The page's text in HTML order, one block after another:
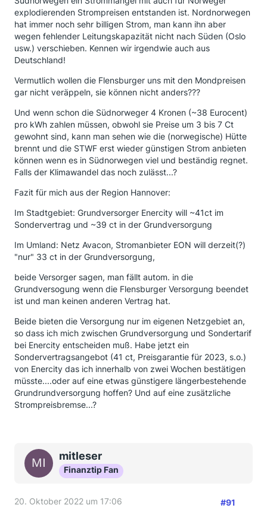
explodierenden Strompreisen entstanden ist. Nordnorwegen
hat immer noch sehr billigen Strom, man kann ihn aber
wegen fehlender Leitungskapazität nicht nach Süden (Oslo
usw.) verschieben. Kennen wir irgendwie auch aus
Deutschland!
Vermutlich wollen die Flensburger uns mit den Mondpreisen
gar nicht veräppeln, sie können nicht anders???
Und wenn schon die Südnorweger 4 Kronen (~38 Eurocent)
pro kWh zahlen müssen, obwohl sie Preise um 3 bis 7 Ct
gewohnt sind, kann man sehen wie die (norwegische) Hütte
brennt und die STWF erst wieder günstigen Strom anbieten
können wenn es in Südnorwegen viel und beständig regnet.
Falls der Klimawandel das noch zulässt...?
Fazit für mich aus der Region Hannover:
Im Stadtgebiet: Grundversorger Enercity will ~41ct im
Sondervertrag und ~39 ct in der Grundversorgung
Im Umland: Netz Avacon, Stromanbieter EON will derzeit(?)
"nur" 33 ct in der Grundversorgung,
beide Versorger sagen, man fällt autom. in die
Grundversogung wenn die Flensburger Versorgung beendet
ist und man keinen anderen Vertrag hat.
Beide bieten die Versorgung nur im eigenen Netzgebiet an,
so dass ich mich zwischen Grundversorgung und Sondertarif
bei Enercity entscheiden muß. Habe jetzt ein
Sondervertragsangebot (41 ct, Preisgarantie für 2023, s.o.)
von Enercity das ich innerhalb von zwei Wochen bestätigen
müsste....oder auf eine etwas günstigere längerbestehende
Grundrundversorgung hoffen? Und auf eine zusätzliche
Strompreisbremse...?
mitleser
Finanztip Fan
20. Oktober 2022 um 17:06 #91